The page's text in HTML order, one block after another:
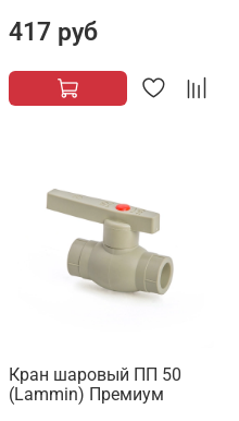
417 руб
Кран шаровый ПП 50
(Lammin) Премиум